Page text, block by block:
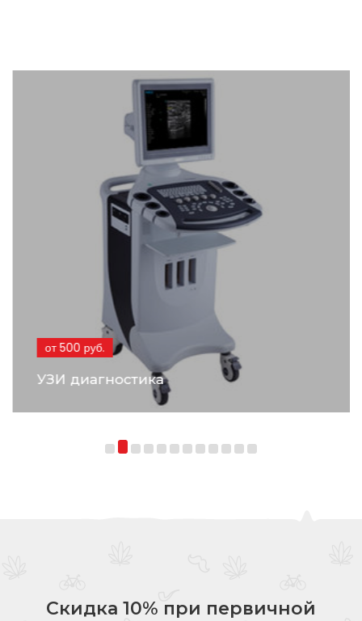
от 500 руб.
УЗИ диагностика
Скидка 10% при первичной